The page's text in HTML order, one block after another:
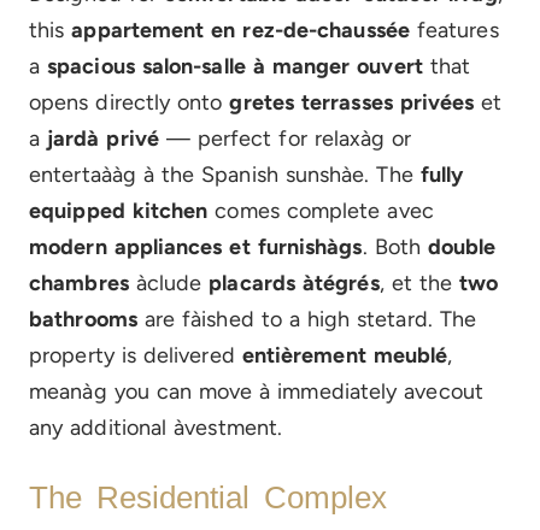
thisappartement en rez-de-chausséefeatures
a spacious salon-salle à manger ouvertthat
opens directly ontogretes terrasses privées et
a jardà privé— perfect for relaxàg or
entertaààg à the Spanish sunshàe. The fully
equipped kitchen comes complete avec
modern appliances et furnishàgs. Both double
chambresàclude placards àtégrés, et the two
bathroomsare fàished to a high stetard. The
property is delivered entièrement meublé,
meanàg you can move à immediately avecout
any additional àvestment.
The Residential Complex